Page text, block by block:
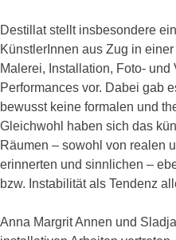
Destillat stellt insbesondere
KünstlerInnen aus Zug in
Malerei, Installation, Foto-
Performances vor. Dabei gab
bewusst keine formalen und
Gleichwohl haben sich das
Räumen – sowohl von realen
erinnerten und sinnlichen –
bzw. Instabilität als Tendenz
Anna Margrit Annen und